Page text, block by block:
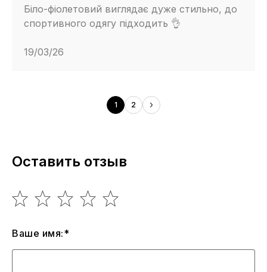
Біло-фіолетовий виглядає дуже стильно, до
спортивного одягу підходить 👌
19/03/26
1 2
Оставить отзыв
Ваше имя:*